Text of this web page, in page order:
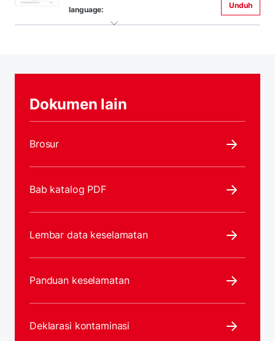
language: Unduh
Dokumen lain
Brosur
Bab katalog PDF
Lembar data keselamatan
Panduan keselamatan
Deklarasi kontaminasi